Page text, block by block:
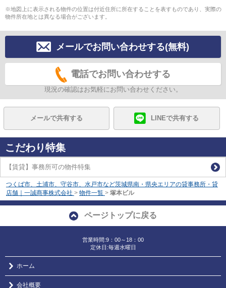
※地図上に表示される物件の位置は付近住所に所在することを表すものであり、実際の
物件所在地とは異なる場合がございます。
メールでお問い合わせする(無料)
電話でお問い合わせする
現況の確認はお気軽にお問い合わせください。
メールで共有する LINEで共有する
こだわり特集
【賃貸】事務所可の物件特集
つくば市、土浦市、守谷市、水戸市など茨城県南・県央エリアの貸事務所・貸
店舗｜一誠商事株式会社 > 物件一覧 > 塚本ビル
ページトップに戻る
営業時間:9：00～18：00
定休日:毎週水曜日
ホーム
会社概要